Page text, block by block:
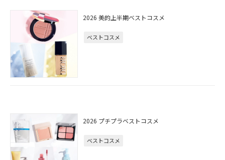
2026 美的上半期ベストコスメ
ベストコスメ
2026 プチプラベストコスメ
ベストコスメ